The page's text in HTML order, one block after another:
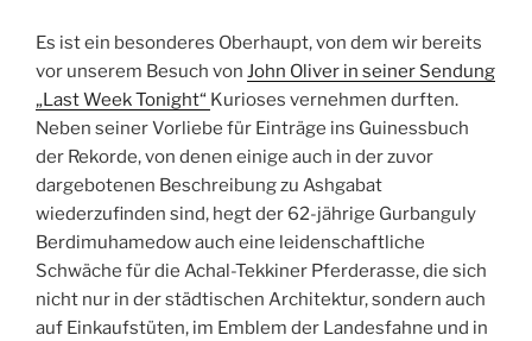
Es ist ein besonderes Oberhaupt, von dem wir bereits
vor unserem Besuch von John Oliver in seiner Sendung
„Last Week Tonight“ Kurioses vernehmen durften.
Neben seiner Vorliebe für Einträge ins Guinessbuch
der Rekorde, von denen einige auch in der zuvor
dargebotenen Beschreibung zu Ashgabat
wiederzufinden sind, hegt der 62-jährige Gurbanguly
Berdimuhamedow auch eine leidenschaftliche
Schwäche für die Achal-Tekkiner Pferderasse, die sich
nicht nur in der städtischen Architektur, sondern auch
auf Einkaufstüten, im Emblem der Landesfahne und in